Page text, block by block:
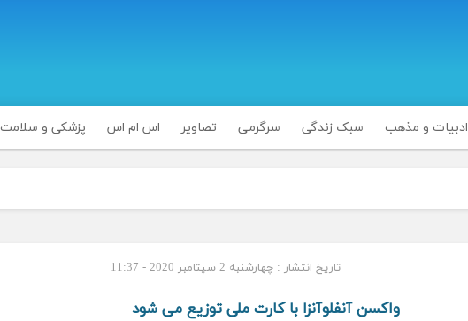
ادبیات و مذهب سبک زندگی سرگرمی تصاویر اس ام اس پزشکی و سلامت
تاریخ انتشار : چهارشنبه 2 سپتامبر 2020 - 11:37
واکسن آنفلوآنزا با کارت ملی توزیع می شود